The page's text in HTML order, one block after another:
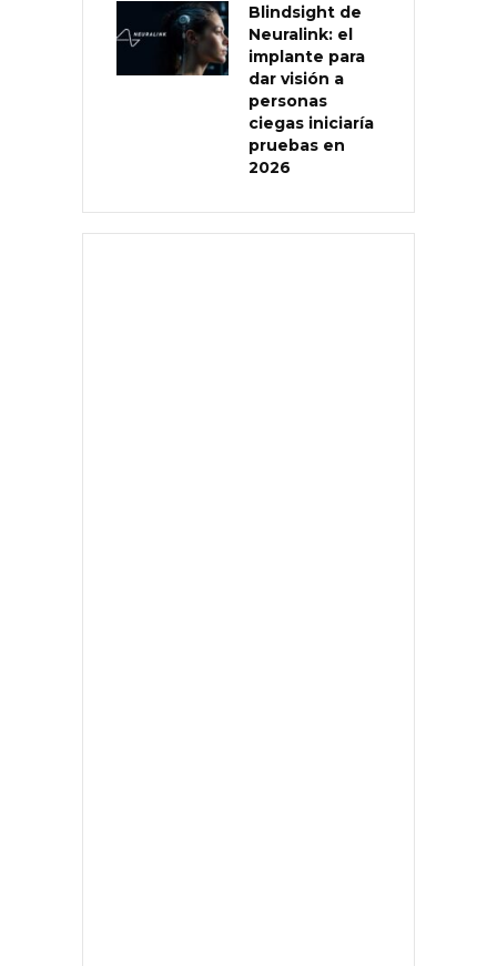
Blindsight de
Neuralink: el
implante para
dar visión a
personas
ciegas iniciaría
pruebas en
2026